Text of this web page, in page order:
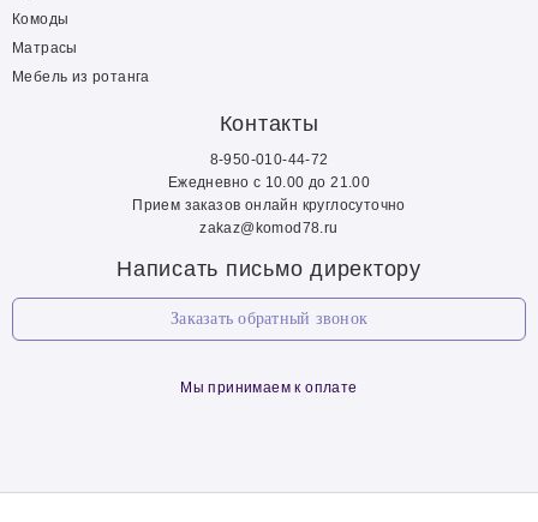
Комоды
Матрасы
Мебель из ротанга
Контакты
8-950-010-44-72
Ежедневно с 10.00 до 21.00
Прием заказов онлайн круглосуточно
zakaz@komod78.ru
Написать письмо директору
Заказать обратный звонок
Мы принимаем к оплате